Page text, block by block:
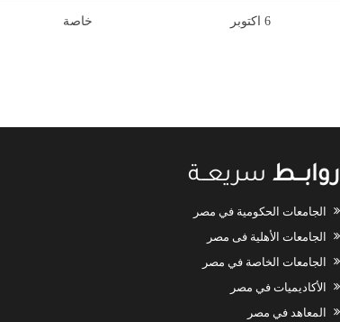
6 اكتوبر خاصة
روابـــط سريعــة
الجامعات الحكومية في مصر
الجامعات الأهلية فى مصر
الجامعات الخاصة في مصر
الأكاديميات في مصر
المعاهد في مصر